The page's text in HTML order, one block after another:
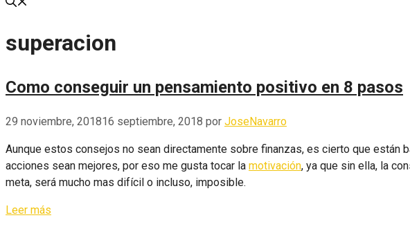
superacion
Como conseguir un pensamiento positivo en 8 pasos
29 noviembre, 201816 septiembre, 2018 por JoseNavarro
Aunque estos consejos no sean directamente sobre finanzas, es cierto que están
acciones sean mejores, por eso me gusta tocar la motivación, ya que sin ella, la
meta, será mucho mas difícil o incluso, imposible.
Leer más